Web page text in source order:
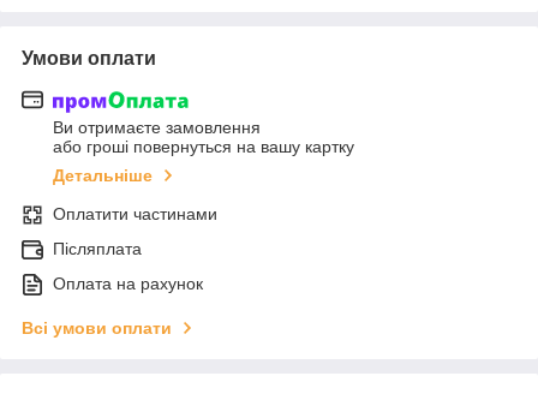
Умови оплати
Ви отримаєте замовлення
або гроші повернуться на вашу картку
Детальніше
Оплатити частинами
Післяплата
Оплата на рахунок
Всі умови оплати